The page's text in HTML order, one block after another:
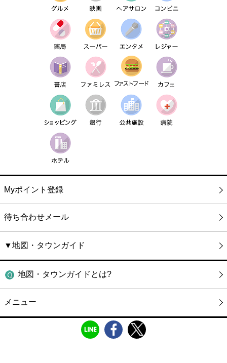
Myポイント登録
待ち合わせメール
▼地図・タウンガイド
地図・タウンガイドとは?
メニュー